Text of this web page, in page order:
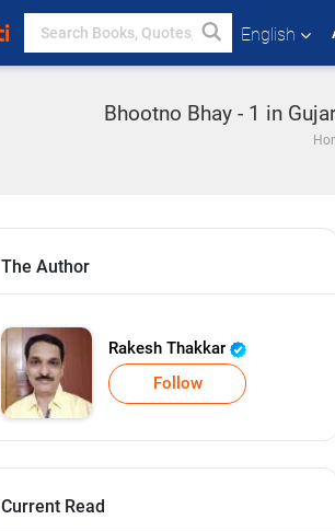
English
Bhootno Bhay - 1 in
The Author
Rakesh Thakkar
Follow
Current Read